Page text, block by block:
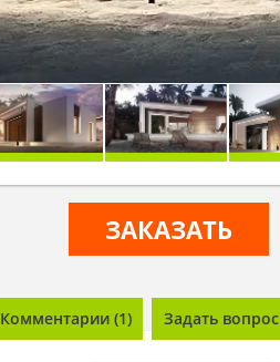
ЗАКАЗАТЬ
Комментарии (1) Задать вопрос